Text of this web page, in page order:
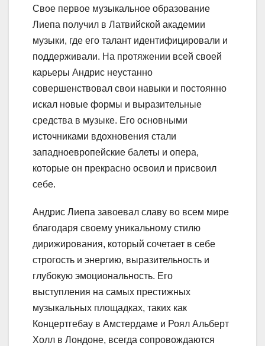
Свое первое музыкальное образование
Лиепа получил в Латвийской академии
музыки, где его талант идентифицировали и
поддерживали. На протяжении всей своей
карьеры Андрис неустанно
совершенствовал свои навыки и постоянно
искал новые формы и выразительные
средства в музыке. Его основными
источниками вдохновения стали
западноевропейские балеты и опера,
которые он прекрасно освоил и присвоил
себе.
Андрис Лиепа завоевал славу во всем мире
благодаря своему уникальному стилю
дирижирования, который сочетает в себе
строгость и энергию, выразительность и
глубокую эмоциональность. Его
выступления на самых престижных
музыкальных площадках, таких как
Концертгебау в Амстердаме и Роял Альберт
Холл в Лондоне, всегда сопровождаются